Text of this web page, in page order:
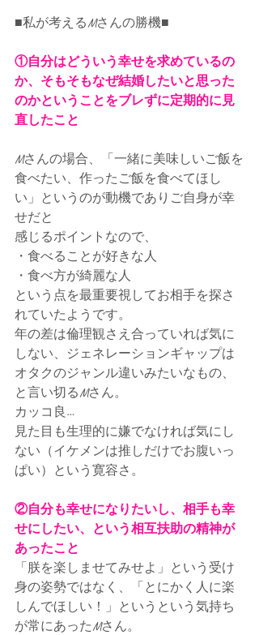
■私が考えるMさんの勝機■
①自分はどういう幸せを求めているの
か、そもそもなぜ結婚したいと思った
のかということをブレずに定期的に見
直したこと
Mさんの場合、「一緒に美味しいご飯を
食べたい、作ったご飯を食べてほし
い」というのが動機でありご自身が幸
せだと
感じるポイントなので、
・食べることが好きな人
・食べ方が綺麗な人
という点を最重要視してお相手を探さ
れていたようです。
年の差は倫理観さえ合っていれば気に
しない、ジェネレーションギャップは
オタクのジャンル違いみたいなもの、
と言い切るMさん。
カッコ良…
見た目も生理的に嫌でなければ気にし
ない（イケメンは推しだけでお腹いっ
ぱい）という寛容さ。
②自分も幸せになりたいし、相手も幸
せにしたい、という相互扶助の精神が
あったこと
「朕を楽しませてみせよ」という受け
身の姿勢ではなく、「とにかく人に楽
しんでほしい！」というという気持ち
が常にあったMさん。